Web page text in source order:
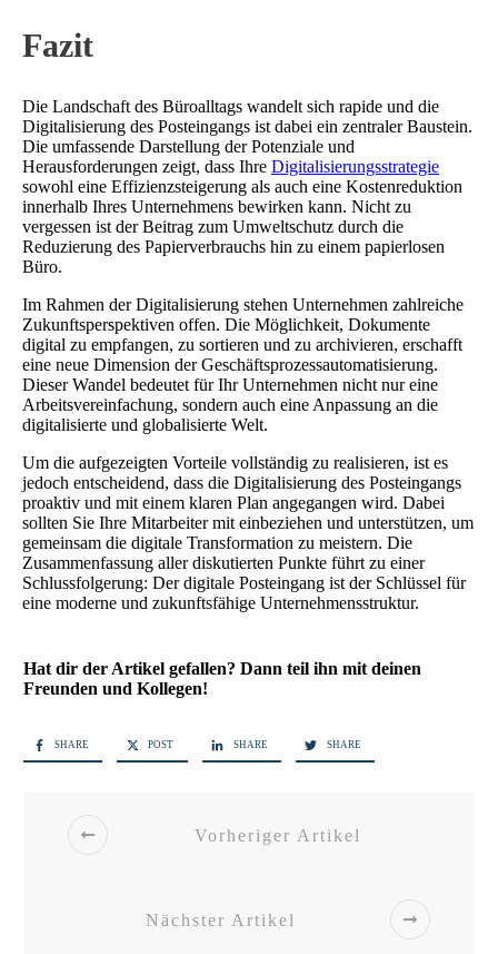
Fazit
Die Landschaft des Büroalltags wandelt sich rapide und die
Digitalisierung des Posteingangs ist dabei ein zentraler Baustein.
Die umfassende Darstellung der Potenziale und
Herausforderungen zeigt, dass Ihre Digitalisierungsstrategie
sowohl eine Effizienzsteigerung als auch eine Kostenreduktion
innerhalb Ihres Unternehmens bewirken kann. Nicht zu
vergessen ist der Beitrag zum Umweltschutz durch die
Reduzierung des Papierverbrauchs hin zu einem papierlosen
Büro.
Im Rahmen der Digitalisierung stehen Unternehmen zahlreiche
Zukunftsperspektiven offen. Die Möglichkeit, Dokumente
digital zu empfangen, zu sortieren und zu archivieren, erschafft
eine neue Dimension der Geschäftsprozessautomatisierung.
Dieser Wandel bedeutet für Ihr Unternehmen nicht nur eine
Arbeitsvereinfachung, sondern auch eine Anpassung an die
digitalisierte und globalisierte Welt.
Um die aufgezeigten Vorteile vollständig zu realisieren, ist es
jedoch entscheidend, dass die Digitalisierung des Posteingangs
proaktiv und mit einem klaren Plan angegangen wird. Dabei
sollten Sie Ihre Mitarbeiter mit einbeziehen und unterstützen, um
gemeinsam die digitale Transformation zu meistern. Die
Zusammenfassung aller diskutierten Punkte führt zu einer
Schlussfolgerung: Der digitale Posteingang ist der Schlüssel für
eine moderne und zukunftsfähige Unternehmensstruktur.
Hat dir der Artikel gefallen? Dann teil ihn mit deinen
Freunden und Kollegen!
SHARE POST SHARE SHARE
Vorheriger Artikel
Nächster Artikel